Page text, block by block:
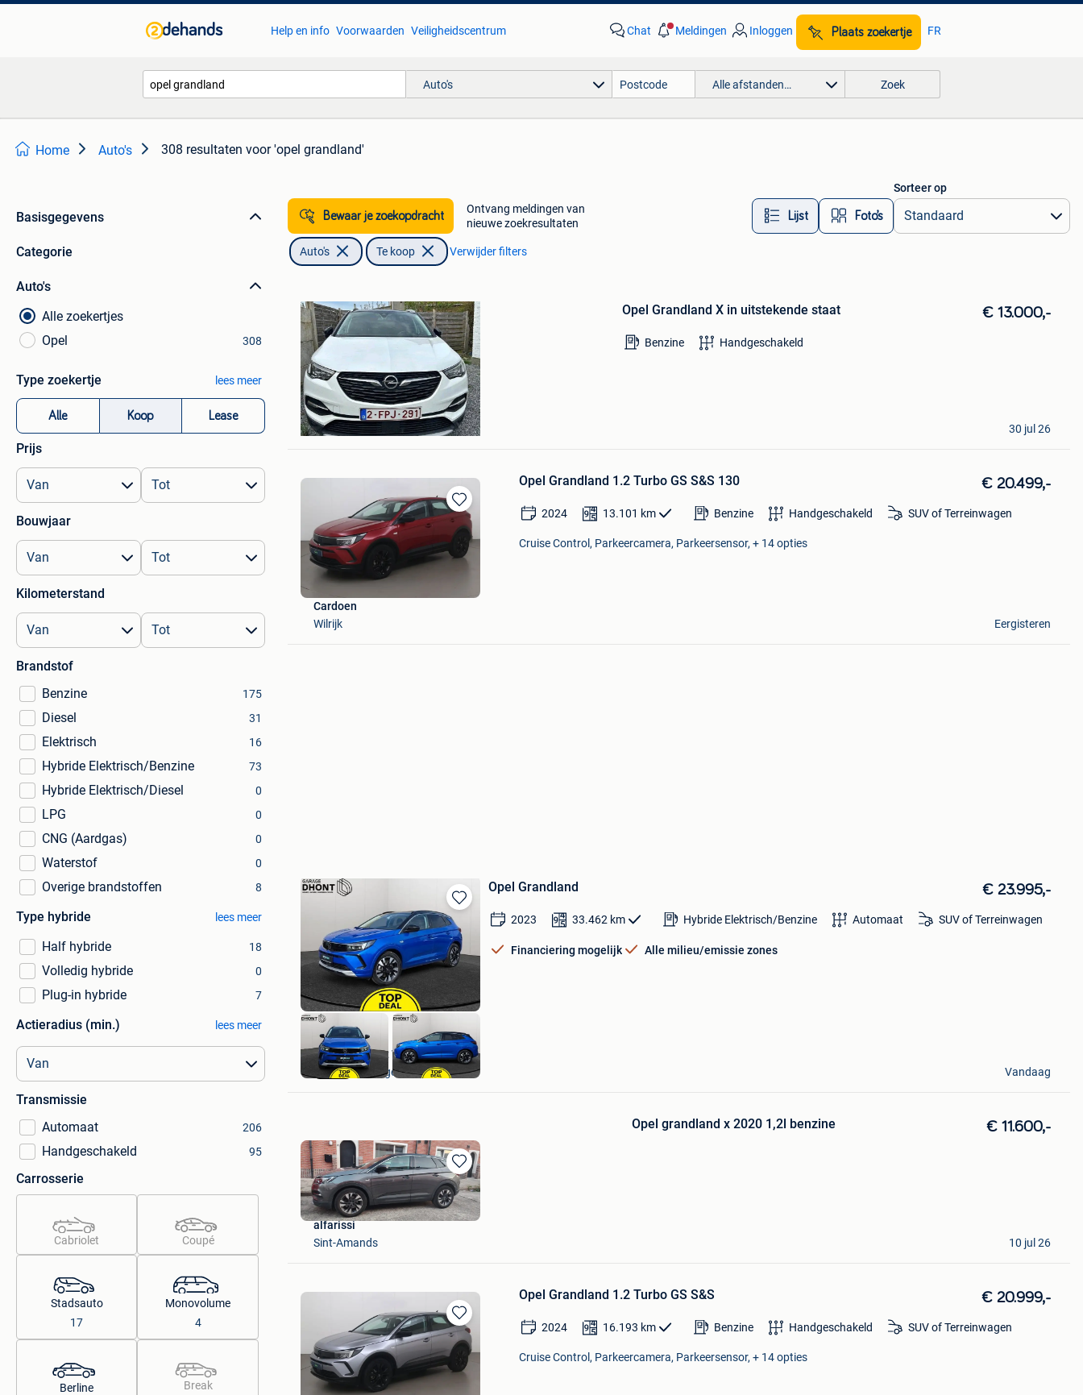
Help en info Voorwaarden Veiligheidscentrum Chat Meldingen Inloggen Plaats zoekertje FR
Auto's Alle afstanden… Zoek
Home Auto's 308 resultaten voor 'opel grandland'
Basisgegevens
Categorie
Auto's
Alle zoekertjes
Opel
308
Type zoekertje lees meer
Alle Koop Lease
Prijs
Bouwjaar
Kilometerstand
Brandstof
Benzine
175
Diesel 31
Elektrisch 16
Hybride Elektrisch/Benzine 73
Hybride Elektrisch/Diesel 0
LPG 0
CNG (Aardgas) 0
Waterstof 0
Overige brandstoffen 8
Type hybride lees meer
Half hybride 18
Volledig hybride 0
Plug-in hybride 7
Actieradius (min.) lees meer
Transmissie
Automaat
206
Handgeschakeld 95
Carrosserie
Cabriolet Coupé
Stadsauto
17
Monovolume
4
Berline
Break
Bewaar je zoekopdracht
Ontvang meldingen van
nieuwe zoekresultaten
Lijst Foto’s
Sorteer op
Auto's Te koop Verwijder filters
Mijn
Favorieten
Opel Grandland X in uitstekende staat € 13.000,-
Benzine Handgeschakeld
sarah
Kersbeek-Miskom
30 jul 26
Bewaren
Mijn
Favorieten
Opel Grandland 1.2 Turbo GS S&S 130 € 20.499,-
2024 13.101 km Benzine Handgeschakeld SUV of Terreinwagen
Cruise Control, Parkeercamera, Parkeersensor, + 14 opties
Cardoen
Wilrijk
Eergisteren
Bewaren
in
Mijn
Favorieten
Opel Grandland € 23.995,-
2023 33.462 km Hybride Elektrisch/Benzine Automaat SUV of Terreinwagen
Financiering mogelijk Alle milieu/emissie zones
Dhont Waregem
Waregem
Vandaag
Bewaren
in
Mijn
Favorieten
Opel grandland x 2020 1,2l benzine € 11.600,-
alfarissi
Sint-Amands
10 jul 26
Bewaren
in
Mijn
Favorieten
Opel Grandland 1.2 Turbo GS S&S € 20.999,-
2024 16.193 km Benzine Handgeschakeld SUV of Terreinwagen
Cruise Control, Parkeercamera, Parkeersensor, + 14 opties